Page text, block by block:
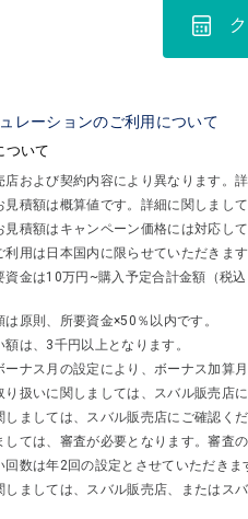
レーションのご利用について
ついて
店および契約内容により異なります。
見積額は概算値です。詳細に関しまし
見積額はキャンペーン価格には対応し
利用は日本国内に限らせていただきま
資金は10万円~購入予定合計金額（税
原則、所要資金×50％以内です。
額は、3千円以上となります。
ーナス月の設定により、ボーナス加算
り扱いに関しましては、スバル販売店
しましては、スバル販売店にご確認く
しては、審査が必要となります。審査
回数は年2回の設定とさせていただきま
しましては、スバル販売店、またはス